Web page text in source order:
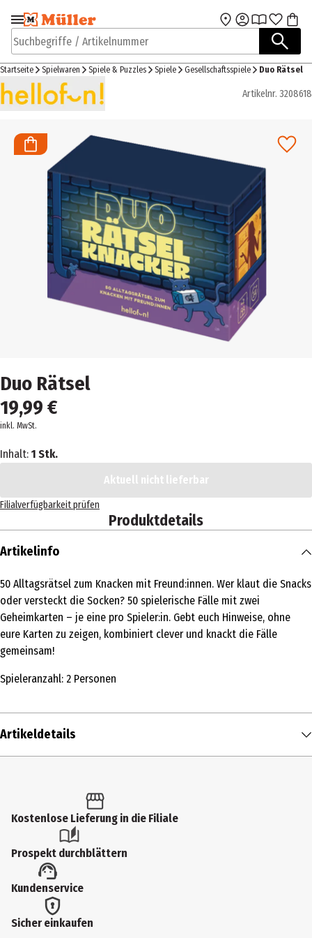
Zur Navigation
springen
Zum Hauptinhalt
Suchbegriffe / Artikelnummer
Startseite Spielwaren Spiele & Puzzles Spiele Gesellschaftsspiele Duo Rätsel
Artikelnr. 3208618
Duo Rätsel
19,99 €
inkl. MwSt.
Inhalt: 1 Stk.
Aktuell nicht lieferbar
Filialverfügbarkeit prüfen
Produktdetails
Artikelinfo
50 Alltagsrätsel zum Knacken mit Freund:innen. Wer klaut die Snacks
oder versteckt die Socken? 50 spielerische Fälle mit zwei
Geheimkarten – je eine pro Spieler:in. Gebt euch Hinweise, ohne
eure Karten zu zeigen, kombiniert clever und knackt die Fälle
gemeinsam!
Spieleranzahl: 2 Personen
Artikeldetails
Produkttyp
Psychologie und Konversation
Altersempfehlung ab
14 Jahre
Artikelnummer des Herstellers
Kostenlose Lieferung in die Filiale
Prospekt durchblättern
Kundenservice
Sicher einkaufen